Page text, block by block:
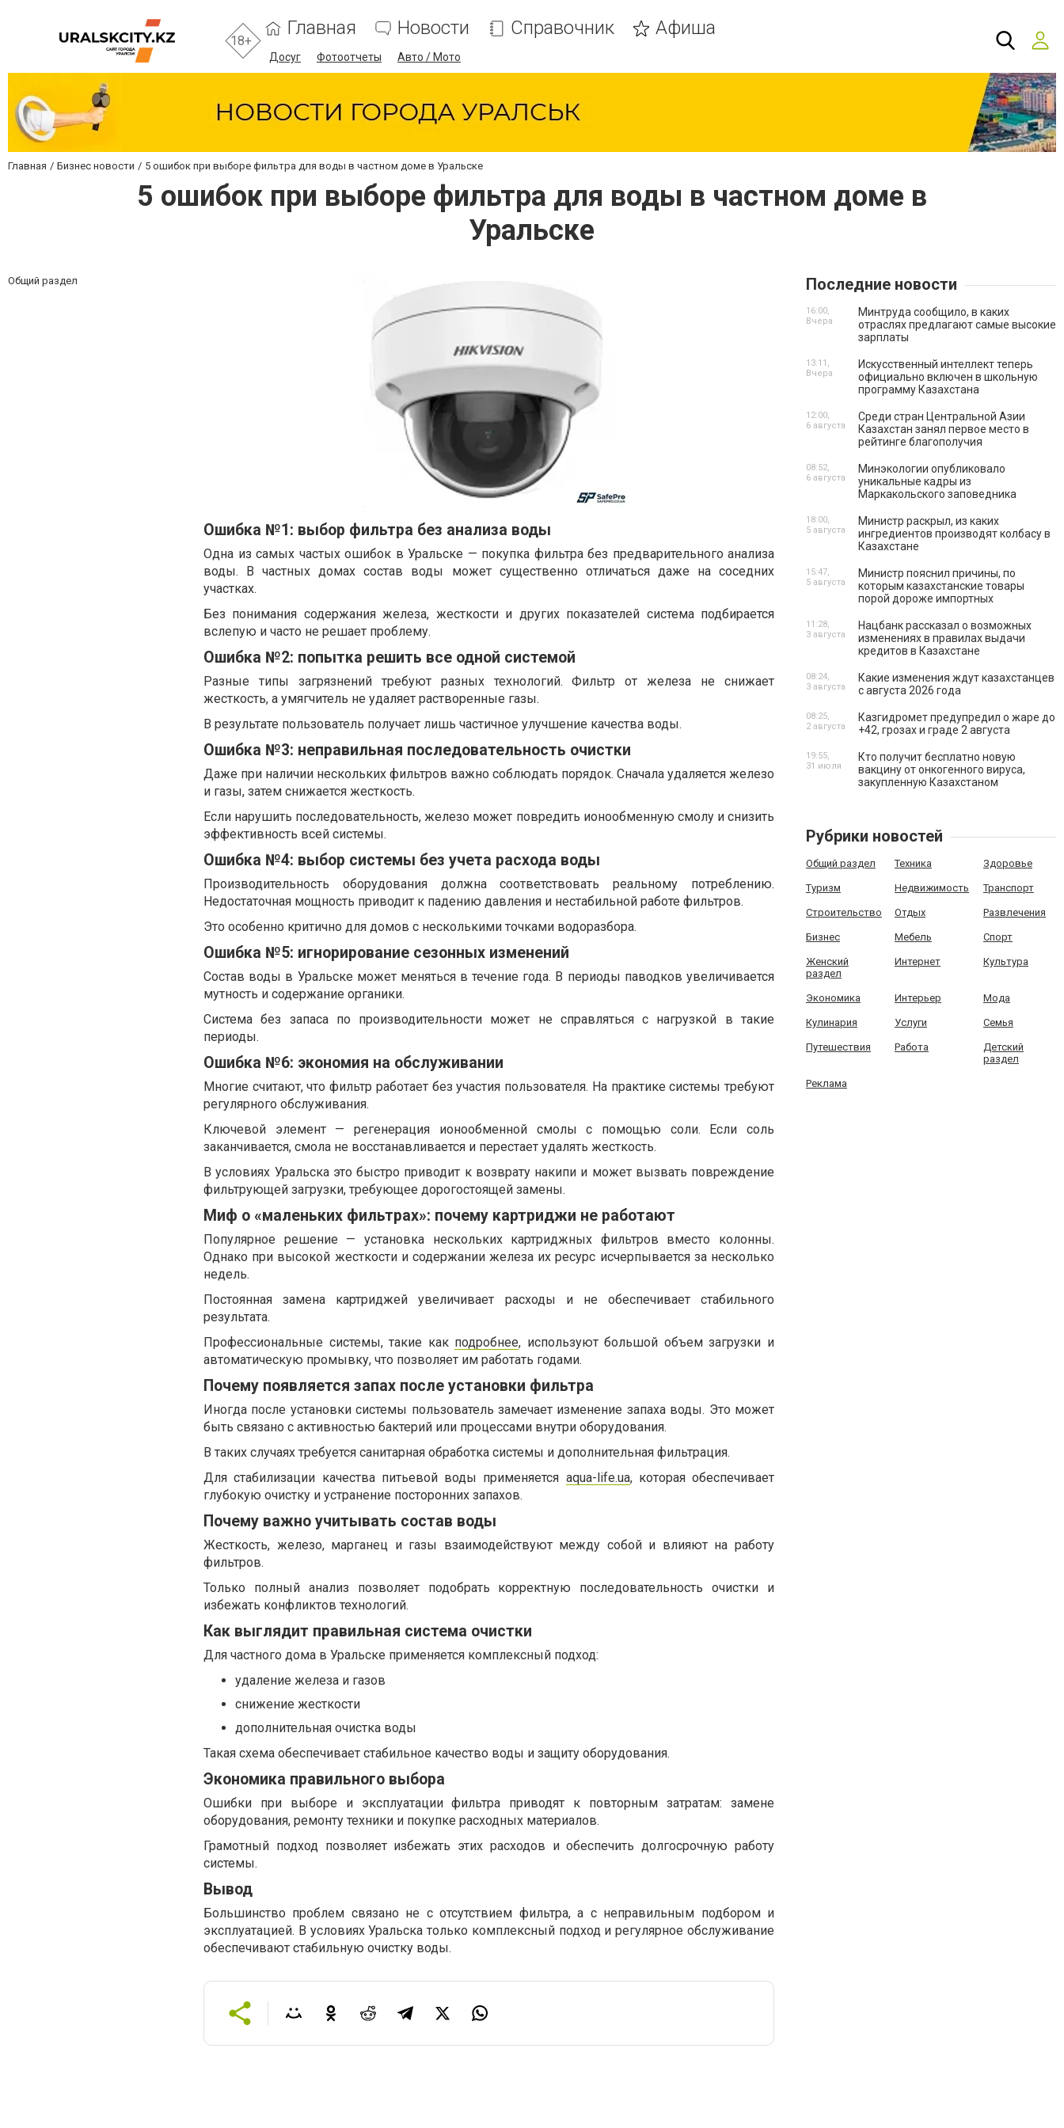
18+
Главная Новости Справочник Афиша
Досуг Фотоотчеты Авто / Мото
Главная Бизнес новости 5 ошибок при выборе фильтра для воды в частном доме в Уральске
5 ошибок при выборе фильтра для воды в частном доме в
Уральске
Общий раздел
Ошибка №1: выбор фильтра без анализа воды
Одна из самых частых ошибок в Уральске — покупка фильтра без предварительного анализа
воды. В частных домах состав воды может существенно отличаться даже на соседних
участках.
Без понимания содержания железа, жесткости и других показателей система подбирается
вслепую и часто не решает проблему.
Ошибка №2: попытка решить все одной системой
Разные типы загрязнений требуют разных технологий. Фильтр от железа не снижает
жесткость, а умягчитель не удаляет растворенные газы.
В результате пользователь получает лишь частичное улучшение качества воды.
Ошибка №3: неправильная последовательность очистки
Даже при наличии нескольких фильтров важно соблюдать порядок. Сначала удаляется железо
и газы, затем снижается жесткость.
Если нарушить последовательность, железо может повредить ионообменную смолу и снизить
эффективность всей системы.
Ошибка №4: выбор системы без учета расхода воды
Производительность оборудования должна соответствовать реальному потреблению.
Недостаточная мощность приводит к падению давления и нестабильной работе фильтров.
Это особенно критично для домов с несколькими точками водоразбора.
Ошибка №5: игнорирование сезонных изменений
Состав воды в Уральске может меняться в течение года. В периоды паводков увеличивается
мутность и содержание органики.
Система без запаса по производительности может не справляться с нагрузкой в такие
периоды.
Ошибка №6: экономия на обслуживании
Многие считают, что фильтр работает без участия пользователя. На практике системы требуют
регулярного обслуживания.
Ключевой элемент — регенерация ионообменной смолы с помощью соли. Если соль
заканчивается, смола не восстанавливается и перестает удалять жесткость.
В условиях Уральска это быстро приводит к возврату накипи и может вызвать повреждение
фильтрующей загрузки, требующее дорогостоящей замены.
Миф о «маленьких фильтрах»: почему картриджи не работают
Популярное решение — установка нескольких картриджных фильтров вместо колонны.
Однако при высокой жесткости и содержании железа их ресурс исчерпывается за несколько
недель.
Постоянная замена картриджей увеличивает расходы и не обеспечивает стабильного
результата.
Профессиональные системы, такие как подробнее, используют большой объем загрузки и
автоматическую промывку, что позволяет им работать годами.
Почему появляется запах после установки фильтра
Иногда после установки системы пользователь замечает изменение запаха воды. Это может
быть связано с активностью бактерий или процессами внутри оборудования.
В таких случаях требуется санитарная обработка системы и дополнительная фильтрация.
Для стабилизации качества питьевой воды применяется aqua-life.ua, которая обеспечивает
глубокую очистку и устранение посторонних запахов.
Почему важно учитывать состав воды
Жесткость, железо, марганец и газы взаимодействуют между собой и влияют на работу
фильтров.
Только полный анализ позволяет подобрать корректную последовательность очистки и
избежать конфликтов технологий.
Как выглядит правильная система очистки
Для частного дома в Уральске применяется комплексный подход:
удаление железа и газов
снижение жесткости
дополнительная очистка воды
Такая схема обеспечивает стабильное качество воды и защиту оборудования.
Экономика правильного выбора
Ошибки при выборе и эксплуатации фильтра приводят к повторным затратам: замене
оборудования, ремонту техники и покупке расходных материалов.
Грамотный подход позволяет избежать этих расходов и обеспечить долгосрочную работу
системы.
Вывод
Большинство проблем связано не с отсутствием фильтра, а с неправильным подбором и
эксплуатацией. В условиях Уральска только комплексный подход и регулярное обслуживание
обеспечивают стабильную очистку воды.
Последние новости
Минтруда сообщило, в каких
отраслях предлагают самые высокие
зарплаты
16:00,
Вчера
Искусственный интеллект теперь
официально включен в школьную
программу Казахстана
13:11,
Вчера
Среди стран Центральной Азии
Казахстан занял первое место в
рейтинге благополучия
12:00,
6 августа
Минэкологии опубликовало
уникальные кадры из
Маркакольского заповедника
08:52,
6 августа
Министр раскрыл, из каких
ингредиентов производят колбасу в
Казахстане
18:00,
5 августа
Министр пояснил причины, по
которым казахстанские товары
порой дороже импортных
15:47,
5 августа
Нацбанк рассказал о возможных
изменениях в правилах выдачи
кредитов в Казахстане
11:28,
3 августа
Какие изменения ждут казахстанцев
с августа 2026 года
08:24,
3 августа
Казгидромет предупредил о жаре до
+42, грозах и граде 2 августа
08:25,
2 августа
Кто получит бесплатно новую
вакцину от онкогенного вируса,
закупленную Казахстаном
19:55,
31 июля
Рубрики новостей
Общий раздел Техника Здоровье
Туризм Недвижимость Транспорт
Строительство Отдых Развлечения
Бизнес Мебель Спорт
Женский
раздел
Интернет Культура
Экономика Интерьер Мода
Кулинария Услуги Семья
Путешествия Работа
Детский
раздел
Реклама